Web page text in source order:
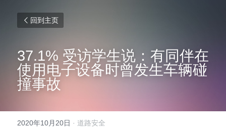
回到主页
37.1% 受访学生说：有同伴在
使用电子设备时曾发生车辆碰
撞事故
2020年10月20日 · 道路安全